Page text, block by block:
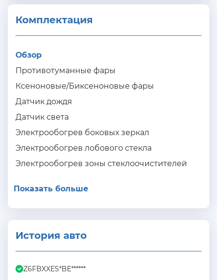
Комплектация
Обзор
Противотуманные фары
Ксеноновые/Биксеноновые фары
Датчик дождя
Датчик света
Электрообогрев боковых зеркал
Электрообогрев лобового стекла
Электрообогрев зоны стеклоочистителей
Показать больше
История авто
Z6FBXXES*BE******